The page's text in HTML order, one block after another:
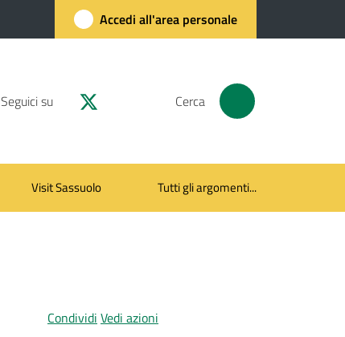
Accedi all'area personale
Seguici su Cerca
Visit Sassuolo Tutti gli argomenti...
Condividi Vedi azioni